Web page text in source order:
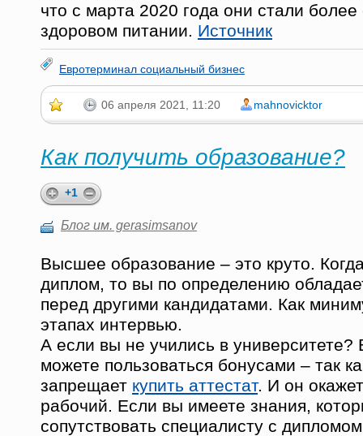
что с марта 2020 года они стали
здоровом питании. Источник
Евротерминал социальный бизнес
06 апреля 2021, 11:20 mahnovicktor
Как получить образование?
+1
Блог им. gerasimsanov
Высшее образование – это круто.
диплом, то вы по определению
перед другими кандидатами. Как
этапах интервью.
А если вы не учились в университете?
можете пользоваться бонусами – так
запрещает купить аттестат. И он
рабочий. Если вы имеете знания,
сопутствовать специалисту с